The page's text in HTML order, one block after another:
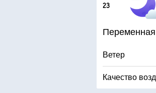
AccuLumen
23
Переменная
Ветер
Качество